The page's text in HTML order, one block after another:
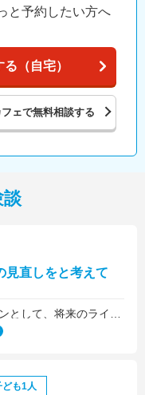
と予約したい方へ
（自宅）
フェで無料相談する
談
見直しをと考えて
も1人